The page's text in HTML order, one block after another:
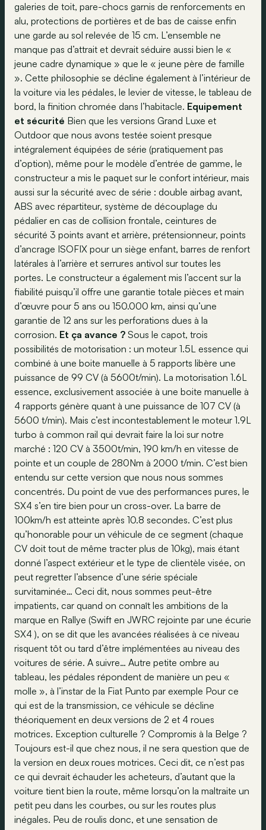
galeries de toit, pare-chocs garnis de renforcements en
alu, protections de portières et de bas de caisse enfin
une garde au sol relevée de 15 cm. L’ensemble ne
manque pas d’attrait et devrait séduire aussi bien le «
jeune cadre dynamique » que le « jeune père de famille
». Cette philosophie se décline également à l’intérieur de
la voiture via les pédales, le levier de vitesse, le tableau de
bord, la finition chromée dans l’habitacle. Equipement
et sécurité Bien que les versions Grand Luxe et
Outdoor que nous avons testée soient presque
intégralement équipées de série (pratiquement pas
d’option), même pour le modèle d’entrée de gamme, le
constructeur a mis le paquet sur le confort intérieur, mais
aussi sur la sécurité avec de série : double airbag avant,
ABS avec répartiteur, système de découplage du
pédalier en cas de collision frontale, ceintures de
sécurité 3 points avant et arrière, prétensionneur, points
d’ancrage ISOFIX pour un siège enfant, barres de renfort
latérales à l’arrière et serrures antivol sur toutes les
portes. Le constructeur a également mis l’accent sur la
fiabilité puisqu’il offre une garantie totale pièces et main
d’œuvre pour 5 ans ou 150.000 km, ainsi qu’une
garantie de 12 ans sur les perforations dues à la
corrosion. Et ça avance ? Sous le capot, trois
possibilités de motorisation : un moteur 1.5L essence qui
combiné à une boite manuelle à 5 rapports libère une
puissance de 99 CV (à 5600t/min). La motorisation 1.6L
essence, exclusivement associée à une boite manuelle à
4 rapports génère quant à une puissance de 107 CV (à
5600 t/min). Mais c’est incontestablement le moteur 1.9L
turbo à common rail qui devrait faire la loi sur notre
marché : 120 CV à 3500t/min, 190 km/h en vitesse de
pointe et un couple de 280Nm à 2000 t/min. C’est bien
entendu sur cette version que nous nous sommes
concentrés. Du point de vue des performances pures, le
SX4 s’en tire bien pour un cross-over. La barre de
100km/h est atteinte après 10.8 secondes. C’est plus
qu’honorable pour un véhicule de ce segment (chaque
CV doit tout de même tracter plus de 10kg), mais étant
donné l’aspect extérieur et le type de clientèle visée, on
peut regretter l’absence d’une série spéciale
survitaminée… Ceci dit, nous sommes peut-être
impatients, car quand on connaît les ambitions de la
marque en Rallye (Swift en JWRC rejointe par une écurie
SX4 ), on se dit que les avancées réalisées à ce niveau
risquent tôt ou tard d’être implémentées au niveau des
voitures de série. A suivre… Autre petite ombre au
tableau, les pédales répondent de manière un peu «
molle », à l’instar de la Fiat Punto par exemple Pour ce
qui est de la transmission, ce véhicule se décline
théoriquement en deux versions de 2 et 4 roues
motrices. Exception culturelle ? Compromis à la Belge ?
Toujours est-il que chez nous, il ne sera question que de
la version en deux roues motrices. Ceci dit, ce n’est pas
ce qui devrait échauder les acheteurs, d’autant que la
voiture tient bien la route, même lorsqu’on la maltraite un
petit peu dans les courbes, ou sur les routes plus
inégales. Peu de roulis donc, et une sensation de